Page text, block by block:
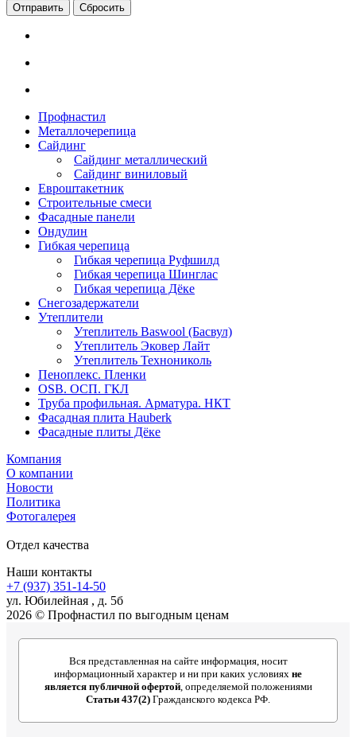
Сбросить
Профнастил
Металлочерепица
Сайдинг
Сайдинг металлический
Сайдинг виниловый
Евроштакетник
Строительные смеси
Фасадные панели
Ондулин
Гибкая черепица
Гибкая черепица Руфшилд
Гибкая черепица Шинглас
Гибкая черепица Дёке
Снегозадержатели
Утеплители
Утеплитель Baswool (Басвул)
Утеплитель Эковер Лайт
Утеплитель Технониколь
Пеноплекс. Пленки
OSB. ОСП. ГКЛ
Труба профильная. Арматура. НКТ
Фасадная плита Hauberk
Фасадные плиты Дёке
Компания
О компании
Новости
Политика
Фотогалерея
Отдел качества
Наши контакты
+7 (937) 351-14-50
ул. Юбилейная , д. 5б
2026 © Профнастил по выгодным ценам
Вся представленная на сайте информация, носит
информационный характер и ни при каких условиях не
является публичной офертой, определяемой положениями
Статьи 437(2) Гражданского кодекса РФ.